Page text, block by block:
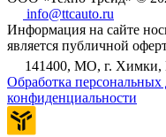
info@ttcauto.ru
Информация на сайте
является публичной
141400, МО, г. Химки,
Обработка
конфиденциальности